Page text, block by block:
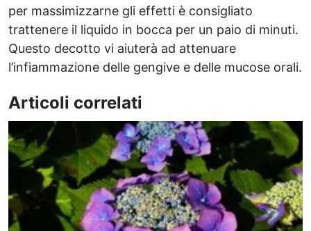
per massimizzarne gli effetti è consigliato
trattenere il liquido in bocca per un paio di minuti.
Questo decotto vi aiuterà ad attenuare
l’infiammazione delle gengive e delle mucose orali.
Articoli correlati